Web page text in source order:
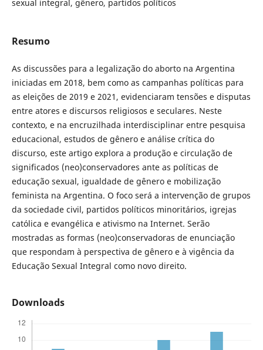
sexual integral, gênero, partidos políticos
Resumo
As discussões para a legalização do aborto na Argentina
iniciadas em 2018, bem como as campanhas políticas para
as eleições de 2019 e 2021, evidenciaram tensões e disputas
entre atores e discursos religiosos e seculares. Neste
contexto, e na encruzilhada interdisciplinar entre pesquisa
educacional, estudos de gênero e análise crítica do
discurso, este artigo explora a produção e circulação de
significados (neo)conservadores ante as políticas de
educação sexual, igualdade de gênero e mobilização
feminista na Argentina. O foco será a intervenção de grupos
da sociedade civil, partidos políticos minoritários, igrejas
católica e evangélica e ativismo na Internet. Serão
mostradas as formas (neo)conservadoras de enunciação
que respondam à perspectiva de gênero e à vigência da
Educação Sexual Integral como novo direito.
Downloads